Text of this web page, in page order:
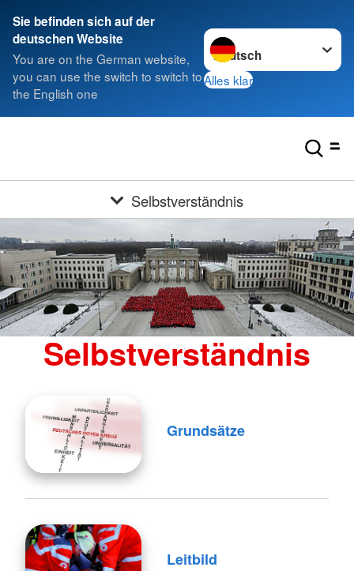
Sie befinden sich auf der
deutschen Website
You are on the German website,
you can use the switch to switch to
the English one
Sprache wechseln zu
Alles klar
Selbstverständnis
Selbstverständnis
Grundsätze
Leitbild